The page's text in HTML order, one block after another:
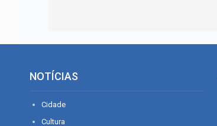
NOTÍCIAS
Cidade
Cultura